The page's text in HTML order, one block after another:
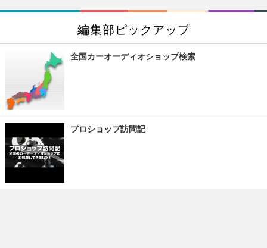
編集部ピックアップ
全国カーオーディオショップ検索
プロショップ訪問記